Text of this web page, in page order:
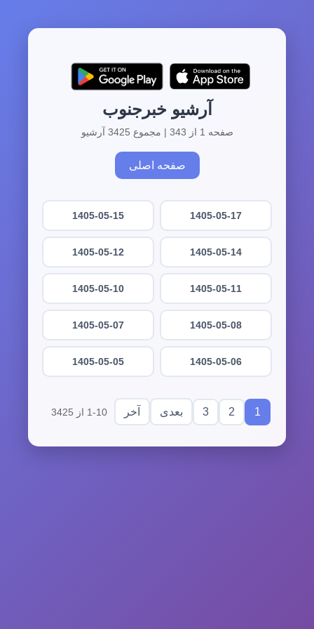
آرشیو خبرجنوب
صفحه 1 از 343 | مجموع 3425 آرشیو
صفحه اصلی
1405-05-17
1405-05-15
1405-05-14
1405-05-12
1405-05-11
1405-05-10
1405-05-08
1405-05-07
1405-05-06
1405-05-05
1
2
3 بعدی آخر 1-10 از 3425